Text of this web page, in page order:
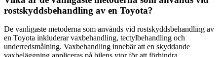
rostskyddsbehandling av en Toyota?
De vanligaste metoderna som används vid rostskyddsbehandling av
en Toyota inkluderar vaxbehandling, tectylbehandling och
underredsmålning. Vaxbehandling innebär att en skyddande